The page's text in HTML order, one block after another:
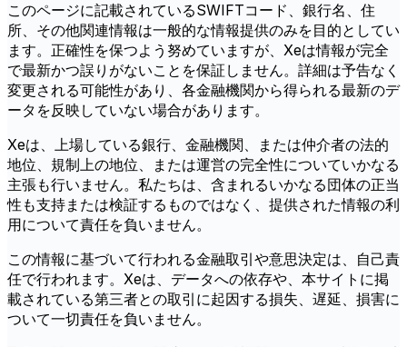
このページに記載されているSWIFTコード、銀行名、住
所、その他関連情報は一般的な情報提供のみを目的としてい
ます。正確性を保つよう努めていますが、Xeは情報が完全
で最新かつ誤りがないことを保証しません。詳細は予告なく
変更される可能性があり、各金融機関から得られる最新のデ
ータを反映していない場合があります。
Xeは、上場している銀行、金融機関、または仲介者の法的
地位、規制上の地位、または運営の完全性についていかなる
主張も行いません。私たちは、含まれるいかなる団体の正当
性も支持または検証するものではなく、提供された情報の利
用について責任を負いません。
この情報に基づいて行われる金融取引や意思決定は、自己責
任で行われます。Xeは、データへの依存や、本サイトに掲
載されている第三者との取引に起因する損失、遅延、損害に
ついて一切責任を負いません。